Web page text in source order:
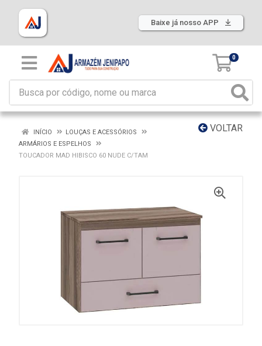
Baixe já nosso APP
0
VOLTAR
INÍCIO
LOUÇAS E ACESSÓRIOS
ARMÁRIOS E ESPELHOS
TOUCADOR MAD HIBISCO 60 NUDE C/TAM